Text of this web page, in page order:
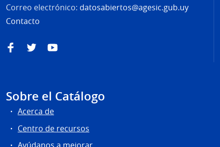
Correo electrónico: datosabiertos@agesic.gub.uy
Contacto
FacebookTwitterYouTube
Sobre el Catálogo
Acerca de
Centro de recursos